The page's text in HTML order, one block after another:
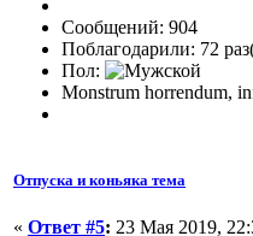
Сообщений: 904
Поблагодарили: 72
Пол:
Monstrum horrendum,
Отпуска и коньяка тема
« Ответ #5: 23 Мая 2019,